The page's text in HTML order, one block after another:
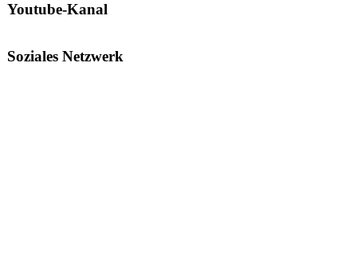
Youtube-Kanal
Soziales Netzwerk